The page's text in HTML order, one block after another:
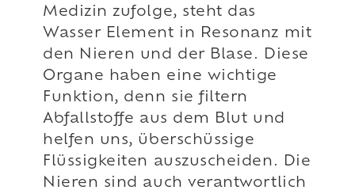
Medizin zufolge, steht das
Wasser Element in Resonanz mit
den Nieren und der Blase. Diese
Organe haben eine wichtige
Funktion, denn sie filtern
Abfallstoffe aus dem Blut und
helfen uns, überschüssige
Flüssigkeiten auszuscheiden. Die
Nieren sind auch verantwortlich